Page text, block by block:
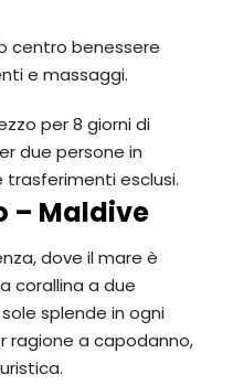
centro benessere
e massaggi.
per 8 giorni di
due persone in
esclusi.
– Maldive
dove il mare è
corallina a due
splende in ogni
ragione a capodanno,